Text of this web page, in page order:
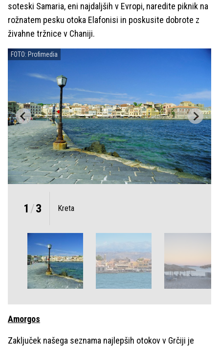
soteski Samaria, eni najdaljših v Evropi, naredite piknik na
rožnatem pesku otoka Elafonisi in poskusite dobrote z
živahne tržnice v Chaniji.
FOTO: Profimedia
1 /3 Kreta
Amorgos
Zaključek našega seznama najlepših otokov v Grčiji je